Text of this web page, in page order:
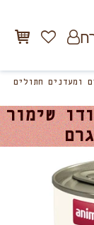
ומעדנים חתולים
שימור